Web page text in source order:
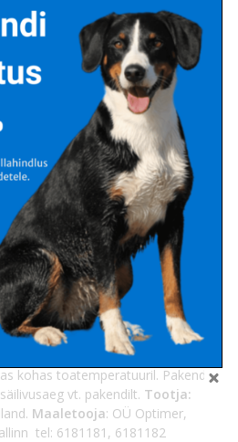
täiendsööt maiuste kujul kasside
nädala vanusest) ainevahetuse
igapäevasele ratsioonile.
vajalikke vitamiine ja
aitab kaasa karvastiku
piim ja
mineraalained, kala ja
pärmid, rasvad, liha ja
taimset päritolu kõrvalsaadused.
9,9%; toorkiud 6,8%;
toortuhk 15%; niiskus 2,6%;
naatrum 0,96%; kaalium 1,3%;
kg kohta : vit. B1 (3a820)
mg; vit. B6 (3a831) 41 mg;
D-pantotenaat (3a841) 57
vit B12 (tsüanokobalamiin) 2300
antioksüdandid; konservandid.
kui -8 tabletti 1 kg KM kohta
olema juurdepääs puhtale
kohas toatemperatuuril. Pakendi
vt. pakendilt. Tootja:
Maaletooja: OÜ Optimer,
tel: 6181181, 6181182